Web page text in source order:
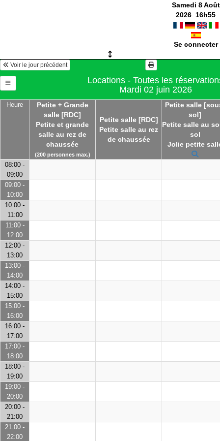
Samedi 8 Août
2026 16h55
Se connecter
Voir le jour précédent
Locations - Toutes les
Mardi 02 juin 2026
Heure
Petite + Grande
salle [RDC]
Petite et grande
salle au rez de
chaussée
(200 personnes max.)
Petite salle [RDC]
Petite salle au rez
de chaussée
Petite salle
sol]
Petite salle au
sol
Jolie petite
08:00 -
09:00
09:00 -
10:00
10:00 -
11:00
11:00 -
12:00
12:00 -
13:00
13:00 -
14:00
14:00 -
15:00
15:00 -
16:00
16:00 -
17:00
17:00 -
18:00
18:00 -
19:00
19:00 -
20:00
20:00 -
21:00
21:00 -
22:00